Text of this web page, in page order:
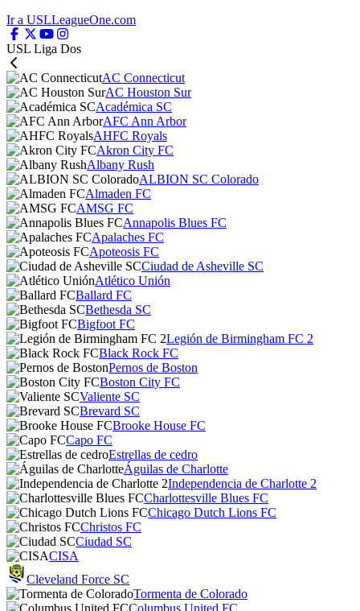
Ir a USLLeagueOne.com
USL Liga Dos
AC Connecticut
AC Houston Sur
Académica SC
AFC Ann Arbor
AHFC Royals
Akron City FC
Albany Rush
ALBION SC Colorado
Almaden FC
AMSG FC
Annapolis Blues FC
Apalaches FC
Apoteosis FC
Ciudad de Asheville SC
Atlético Unión
Ballard FC
Bethesda SC
Bigfoot FC
Legión de Birmingham FC 2
Black Rock FC
Pernos de Boston
Boston City FC
Valiente SC
Brevard SC
Brooke House FC
Capo FC
Estrellas de cedro
Águilas de Charlotte
Independencia de Charlotte 2
Charlottesville Blues FC
Chicago Dutch Lions FC
Christos FC
Ciudad SC
CISA
Cleveland Force SC
Tormenta de Colorado
Columbus United FC